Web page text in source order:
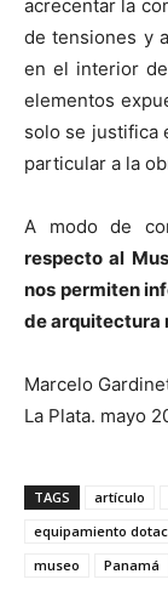
acrecentar la
de tensiones y
en el interior
elementos
solo se justifica
particular a la
A modo de
respecto al
nos permiten
de arquitectura
Marcelo
La Plata. mayo
TAGS artículo
equipamiento
museo
Panamá